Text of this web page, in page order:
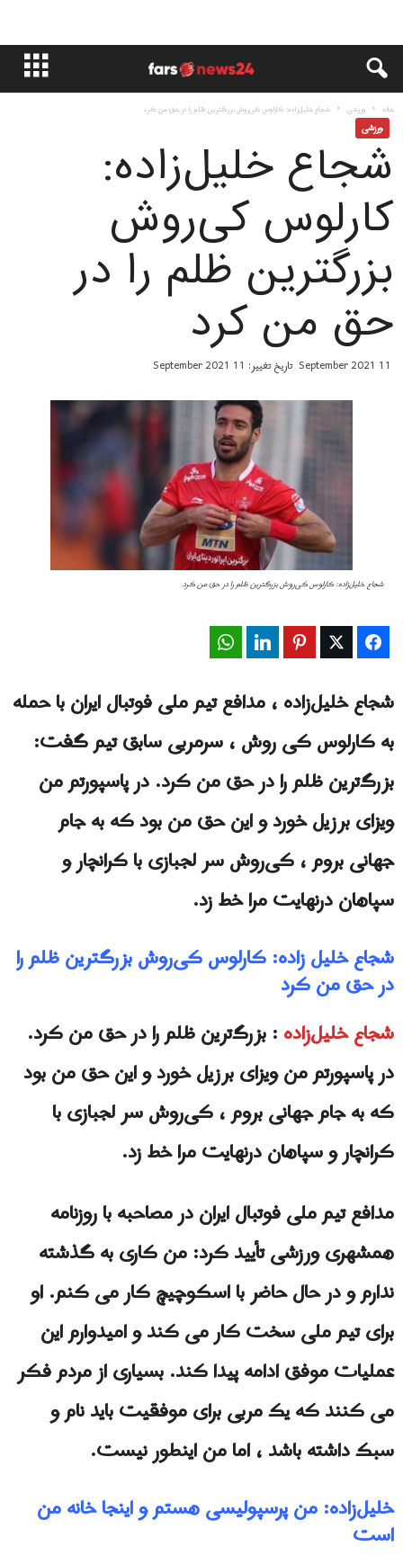
خانه ورزشی شجاع خلیل‌زاده: کارلوس کی‌روش بزرگترین ظلم را در حق من کرد
ورزشی
شجاع خلیل‌زاده:
کارلوس کی‌روش
بزرگترین ظلم را در
حق من کرد
11 September 2021 تاریخ تغییر: 11 September 2021
شجاع خلیل‌زاده: کارلوس کی‌روش بزرگترین ظلم را در حق من کرد
Facebook
Twitter
Pinterest
LinkedIn
شجاع خلیل‌زاده ، مدافع تیم ملی فوتبال ایران با حمله
به کارلوس کی روش ، سرمربی سابق تیم گفت:
بزرگ‌ترین ظلم را در حق من کرد. در پاسپورتم من
ویزای برزیل خورد و این حق من بود که به جام
جهانی بروم ، کی‌روش سر لجبازی با کرانچار و
سپاهان درنهایت مرا خط زد.
شجاع خلیل زاده: کارلوس کی‌روش بزرگترین ظلم را
در حق من کرد
شجاع خلیل‌زاده: بزرگ‌ترین ظلم را در حق من کرد.
در پاسپورتم من ویزای برزیل خورد و این حق من بود
که به جام جهانی بروم ، کی‌روش سر لجبازی با
کرانچار و سپاهان درنهایت مرا خط زد.
مدافع تیم ملی فوتبال ایران در مصاحبه با روزنامه
همشهری ورزشی تأیید کرد: من کاری به گذشته
ندارم و در حال حاضر با اسکوچیچ کار می کنم. او
برای تیم ملی سخت کار می کند و امیدوارم این
عملیات موفق ادامه پیدا کند. بسیاری از مردم فکر
می کنند که یک مربی برای موفقیت باید نام و
سبک داشته باشد ، اما من اینطور نیست.
خلیل‌زاده: من پرسپولیسى هستم و اینجا خانه من
است